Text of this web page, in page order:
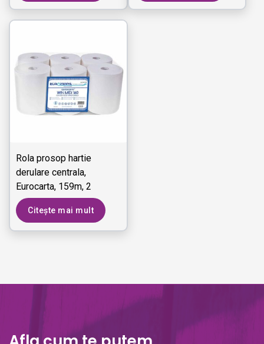
Rola prosop hartie
derulare centrala,
Eurocarta, 159m, 2
straturi, alba - RPX24
E12Citește mai mult